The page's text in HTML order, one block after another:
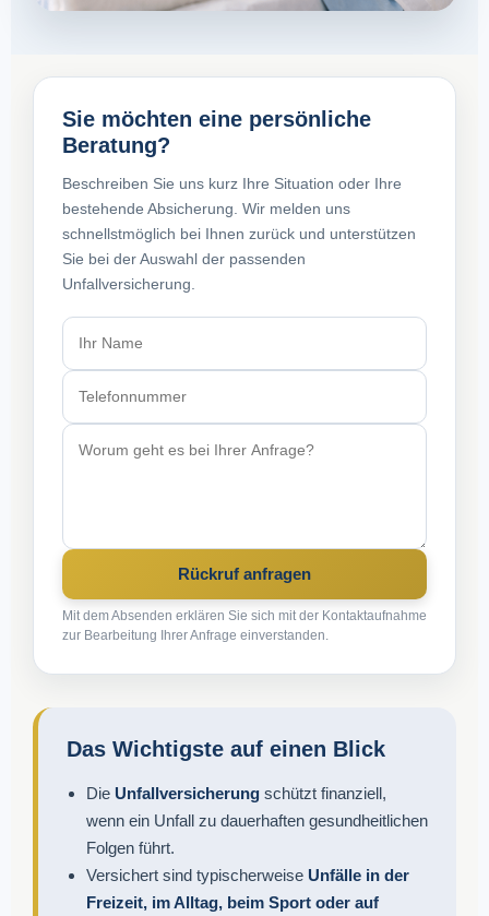
Sie möchten eine persönliche
Beratung?
Beschreiben Sie uns kurz Ihre Situation oder Ihre
bestehende Absicherung. Wir melden uns
schnellstmöglich bei Ihnen zurück und unterstützen
Sie bei der Auswahl der passenden
Unfallversicherung.
Rückruf anfragen
Mit dem Absenden erklären Sie sich mit der Kontaktaufnahme
zur Bearbeitung Ihrer Anfrage einverstanden.
Das Wichtigste auf einen Blick
Die Unfallversicherung schützt finanziell,
wenn ein Unfall zu dauerhaften gesundheitlichen
Folgen führt.
Versichert sind typischerweise Unfälle in der
Freizeit, im Alltag, beim Sport oder auf